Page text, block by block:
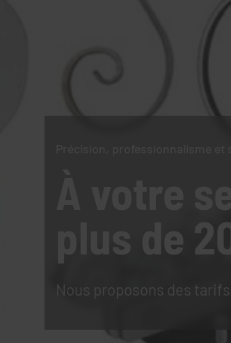
Précision, professionnalisme et
À votre
plus de
Nous proposons des